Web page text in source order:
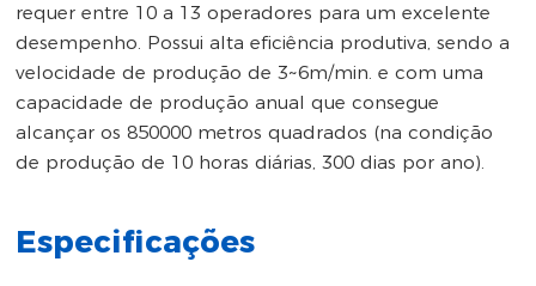
requer entre 10 a 13 operadores para um excelente
desempenho. Possui alta eficiência produtiva, sendo a
velocidade de produção de 3~6m/min. e com uma
capacidade de produção anual que consegue
alcançar os 850000 metros quadrados (na condição
de produção de 10 horas diárias, 300 dias por ano).
Especificações